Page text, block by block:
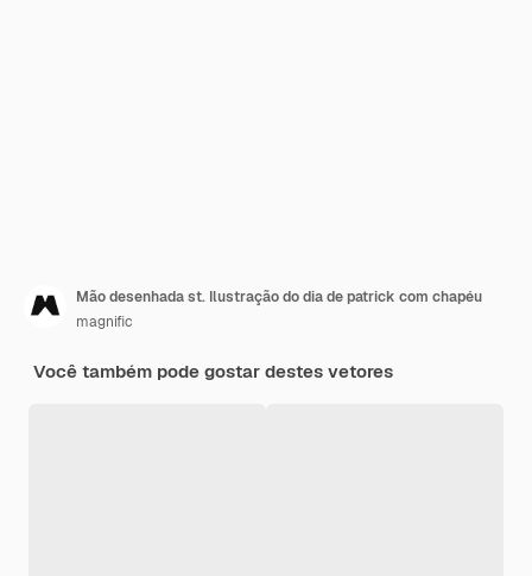
Mão desenhada st. Ilustração do dia de patrick com chapéu
magnific
Você também pode gostar destes vetores